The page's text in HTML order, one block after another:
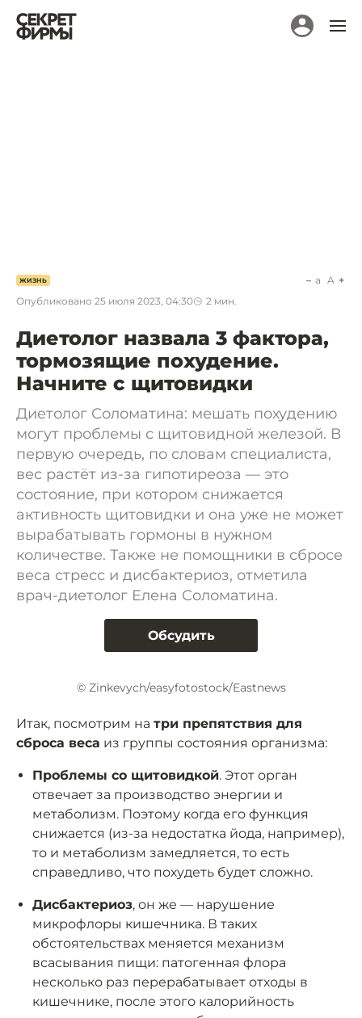
ЖИЗНЬ
Опубликовано 25 июля 2023, 04:30 2 мин.
a A
Диетолог назвала 3 фактора,
тормозящие похудение.
Начните с щитовидки
Диетолог Соломатина: мешать похудению
могут проблемы с щитовидной железой. В
первую очередь, по словам специалиста,
вес растёт из-за гипотиреоза — это
состояние, при котором снижается
активность щитовидки и она уже не может
вырабатывать гормоны в нужном
количестве. Также не помощники в сбросе
веса стресс и дисбактериоз, отметила
врач-диетолог Елена Соломатина.
Обсудить
© Zinkevych/easyfotostock/Eastnews
Итак, посмотрим на три препятствия для
сброса веса из группы состояния организма:
Проблемы со щитовидкой. Этот орган
отвечает за производство энергии и
метаболизм. Поэтому когда его функция
снижается (из-за недостатка йода, например),
то и метаболизм замедляется, то есть
справедливо, что похудеть будет сложно.
Дисбактериоз, он же — нарушение
микрофлоры кишечника. В таких
обстоятельствах меняется механизм
всасывания пищи: патогенная флора
несколько раз перерабатывает отходы в
кишечнике, после этого калорийность